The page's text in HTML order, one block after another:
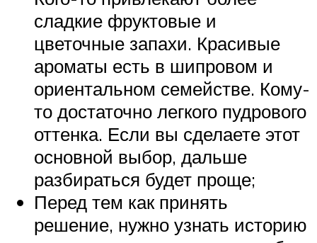
сладкие фруктовые и
цветочные запахи. Красивые
ароматы есть в шипровом и
ориентальном семействе. Кому-
то достаточно легкого пудрового
оттенка. Если вы сделаете этот
основной выбор, дальше
разбираться будет проще;
Перед тем как принять
решение, нужно узнать историю